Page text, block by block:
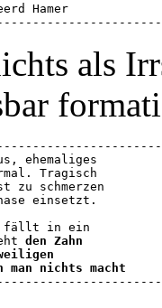
Hamer
als
ehemaliges
Tragisch
zu schmerzen
einsetzt.
fällt in ein
den Zahn
man nichts macht